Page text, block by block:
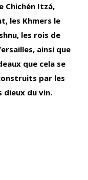
Chichén Itzá,
les Khmers le
les rois de
ainsi que
que cela se
par les
du vin.